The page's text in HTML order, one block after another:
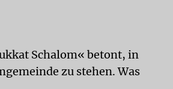
Schalom« betont, in
zu stehen. Was